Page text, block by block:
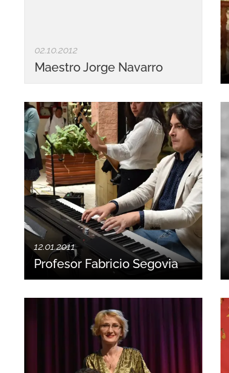
02.10.2012
Maestro Jorge Navarro
12.01.2011
Profesor Fabricio Segovia